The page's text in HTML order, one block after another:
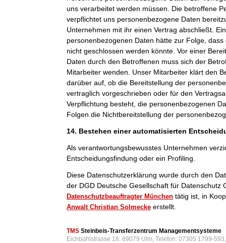
uns verarbeitet werden müssen. Die betroffene
verpflichtet uns personenbezogene Daten
Unternehmen mit ihr einen Vertrag abschließt.
personenbezogenen Daten hätte zur Folge,
nicht geschlossen werden könnte. Vor einer
Daten durch den Betroffenen muss sich der
Mitarbeiter wenden. Unser Mitarbeiter klärt den
darüber auf, ob die Bereitstellung der
vertraglich vorgeschrieben oder für den
Verpflichtung besteht, die personenbezogenen
Folgen die Nichtbereitstellung der
14. Bestehen einer automatisierten
Als verantwortungsbewusstes Unternehmen
Entscheidungsfindung oder ein Profiling.
Diese Datenschutzerklärung wurde durch den
der DGD Deutsche Gesellschaft für Datenschutz
Datenschutzbeauftragter München tätig ist, in
Anwalt Christian Solmecke erstellt.
TMS Steinbeis-Transferzentrum Managementsysteme
Eichbühlstrasse 18, 89079 Ulm, Telefon: 07305 1799-